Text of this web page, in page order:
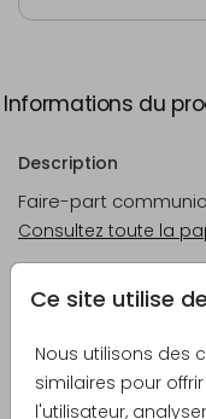
Ce site utilise
Nous utilisons des
similaires pour
l'utilisateur,
Informations du
Description
Faire-part
Consultez toute la
Créateur
Catégorie